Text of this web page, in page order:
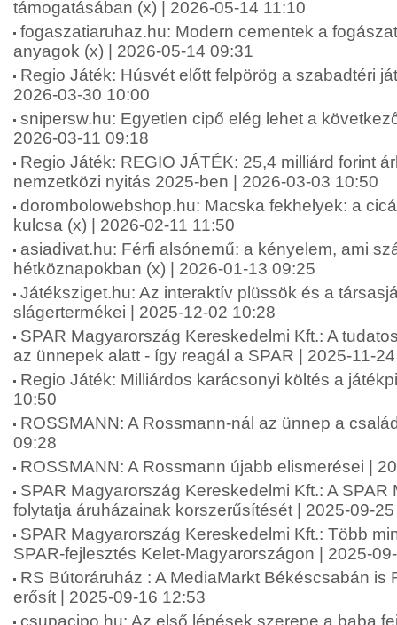
támogatásában (x) | 2026-05-14 11:10
fogaszatiaruhaz.hu: Modern cementek a
anyagok (x) | 2026-05-14 09:31
Regio Játék: Húsvét előtt felpörög a szabadtéri
2026-03-30 10:00
snipersw.hu: Egyetlen cipő elég lehet a
2026-03-11 09:18
Regio Játék: REGIO JÁTÉK: 25,4 milliárd forint
nemzetközi nyitás 2025-ben | 2026-03-03 10:50
dorombolowebshop.hu: Macska fekhelyek: a
kulcsa (x) | 2026-02-11 11:50
asiadivat.hu: Férfi alsónemű: a kényelem, ami
hétköznapokban (x) | 2026-01-13 09:25
Játéksziget.hu: Az interaktív plüssök és a
slágertermékei | 2025-12-02 10:28
SPAR Magyarország Kereskedelmi Kft.: A
az ünnepek alatt - így reagál a SPAR | 2025-11-
Regio Játék: Milliárdos karácsonyi költés a
10:50
ROSSMANN: A Rossmann-nál az ünnep a
09:28
ROSSMANN: A Rossmann újabb elismerései |
SPAR Magyarország Kereskedelmi Kft.: A SPAR
folytatja áruházainak korszerűsítését | 2025-09-
SPAR Magyarország Kereskedelmi Kft.: Több
SPAR-fejlesztés Kelet-Magyarországon | 2025-
RS Bútoráruház : A MediaMarkt Békéscsabán is
erősít | 2025-09-16 12:53
csupacipo.hu: Az első lépések szerepe a baba